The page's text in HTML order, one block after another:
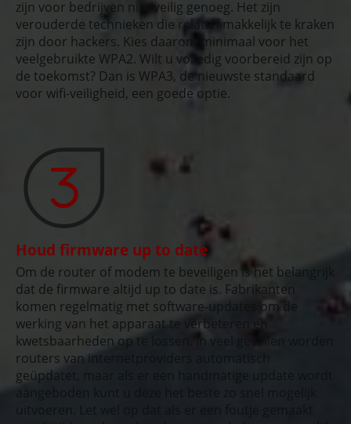
zijn voor bedrijven niet veilig genoeg. Het zijn
verouderde technieken die relatief makkelijk te kraken
zijn door hackers. Kies daarom minimaal voor het
veelgebruikte WPA2. Wilt u volledig voorbereid zijn op
de toekomst? Dan is WPA3, de nieuwste standaard
voor wifi-veiligheid, een goede optie.
Houd firmware up to date
Om de router of modem te beveiligen is het belangrijk
dat de firmware altijd up to date is. Fabrikanten
komen regelmatig met software-updates om de
werking van het apparaat te verbeteren en
kwetsbaarheden op te lossen. In veel gevallen worden
routers van internetproviders automatisch
geüpdatet, maar als er een handmatige update wordt
aangeboden kunt u deze het beste zo snel mogelijk